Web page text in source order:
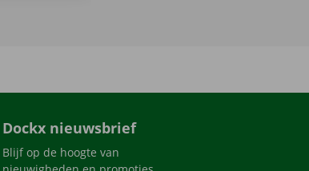
Dockx nieuwsbrief
Blijf op de hoogte van